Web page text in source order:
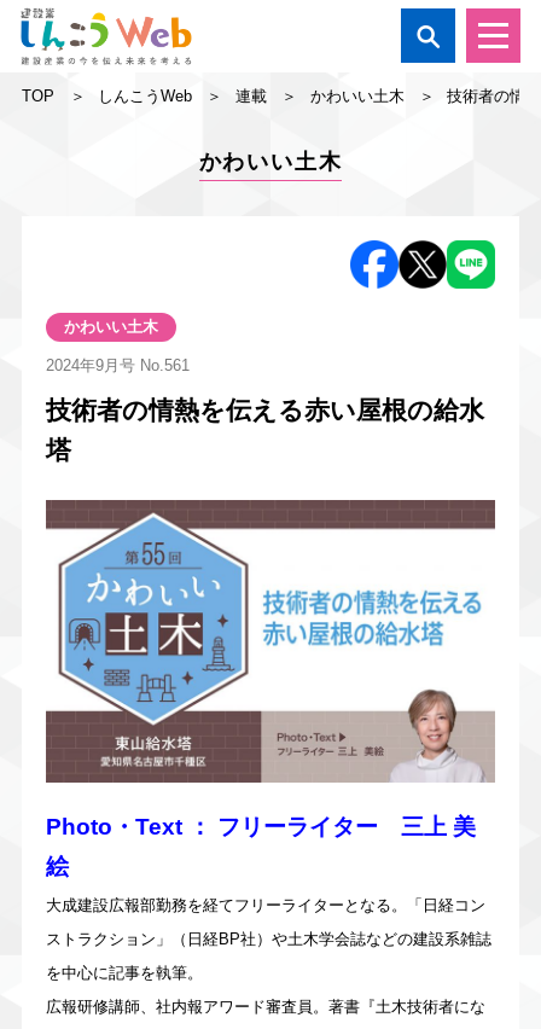

TOP しんこうWeb 連載 かわいい土木 技術者の情
かわいい土木
かわいい土木
2024年9月号No.561
技術者の情熱を伝える赤い屋根の給水
塔
Photo・Text ： フリーライター 三上 美
絵
大成建設広報部勤務を経てフリーライターとなる。「日経コン
ストラクション」（日経BP社）や土木学会誌などの建設系雑誌
を中心に記事を執筆。
広報研修講師、社内報アワード審査員。著書『土木技術者にな